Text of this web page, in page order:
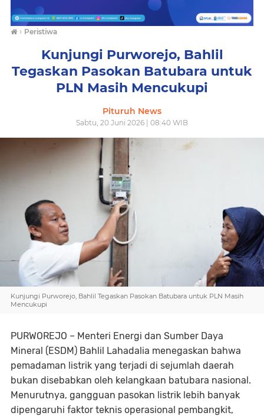
› Peristiwa
Kunjungi Purworejo, Bahlil
Tegaskan Pasokan Batubara untuk
PLN Masih Mencukupi
Pituruh News
Sabtu, 20 Juni 2026 | 08:40 WIB
Kunjungi Purworejo, Bahlil Tegaskan Pasokan Batubara untuk PLN Masih
Mencukupi
PURWOREJO – Menteri Energi dan Sumber Daya
Mineral (ESDM) Bahlil Lahadalia menegaskan bahwa
pemadaman listrik yang terjadi di sejumlah daerah
bukan disebabkan oleh kelangkaan batubara nasional.
Menurutnya, gangguan pasokan listrik lebih banyak
dipengaruhi faktor teknis operasional pembangkit,